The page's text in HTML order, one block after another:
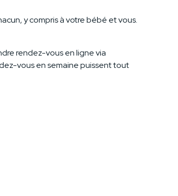
y compris à votre bébé et vous.
rendez-vous en ligne via
vous en semaine puissent tout